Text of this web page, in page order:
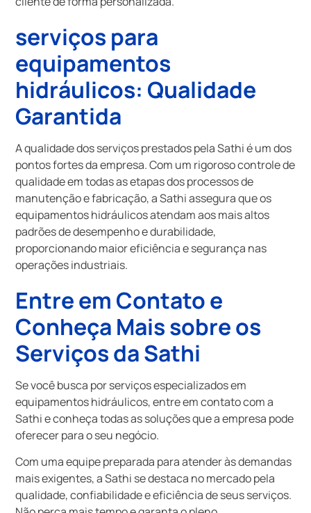
serviços para
equipamentos
hidráulicos: Qualidade
Garantida
A qualidade dos serviços prestados pela Sathi é um dos
pontos fortes da empresa. Com um rigoroso controle de
qualidade em todas as etapas dos processos de
manutenção e fabricação, a Sathi assegura que os
equipamentos hidráulicos atendam aos mais altos
padrões de desempenho e durabilidade,
proporcionando maior eficiência e segurança nas
operações industriais.
Entre em Contato e
Conheça Mais sobre os
Serviços da Sathi
Se você busca por serviços especializados em
equipamentos hidráulicos, entre em contato com a
Sathi e conheça todas as soluções que a empresa pode
oferecer para o seu negócio.
Com uma equipe preparada para atender às demandas
mais exigentes, a Sathi se destaca no mercado pela
qualidade, confiabilidade e eficiência de seus serviços.